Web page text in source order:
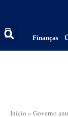
Finanças
Início » Governo